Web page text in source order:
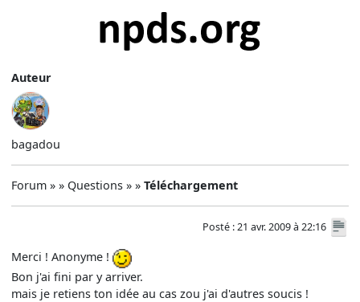
Auteur
bagadou
Forum » » Questions » »Téléchargement
Posté : 21 avr. 2009 à 22:16
Merci ! Anonyme !
Bon j'ai fini par y arriver.
mais je retiens ton idée au cas zou j'ai d'autres soucis !